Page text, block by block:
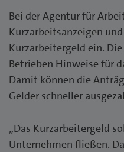
Bei der Agentur für
Kurzarbeitsanzeigen
Kurzarbeitergeld ein.
Betrieben Hinweise für
Damit können die
Gelder schneller
„Das Kurzarbeitergeld
Unternehmen fließen.